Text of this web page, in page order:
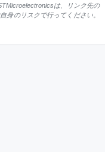
は、リンク先の
身のリスクで行ってください。